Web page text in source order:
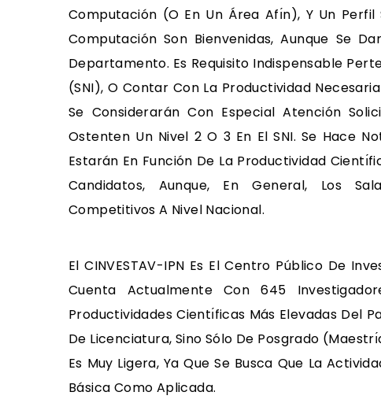
Computación (o En Un Área Afı́n), Y Un
Computación Son Bienvenidas, Aunque Se
Departamento. Es Requisito Indispensable
(SNI), O Contar Con La Productividad
Se Considerarán Con Especial Atención
Ostenten Un Nivel 2 O 3 En El SNI. Se Hace
Estarán En Función De La Productividad
Candidatos, Aunque, En General, Los
Competitivos A Nivel Nacional.
El CINVESTAV-IPN Es El Centro Público De
Cuenta Actualmente Con 645
Productividades Cientı́ficas Más Elevadas Del
De Licenciatura, Sino Sólo De Posgrado
Es Muy Ligera, Ya Que Se Busca Que La
Básica Como Aplicada.